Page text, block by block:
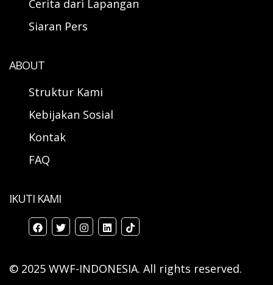
Cerita dari Lapangan
Siaran Pers
ABOUT
Struktur Kami
Kebijakan Sosial
Kontak
FAQ
IKUTI KAMI
© 2025 WWF-INDONESIA. All rights reserved.